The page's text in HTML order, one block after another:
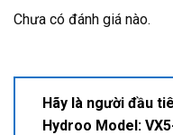
Chưa có đánh giá nào.
Hãy là người đầu
Hydroo Model: